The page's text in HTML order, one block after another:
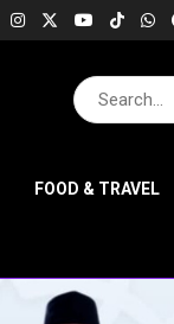
FOOD & TRAVEL